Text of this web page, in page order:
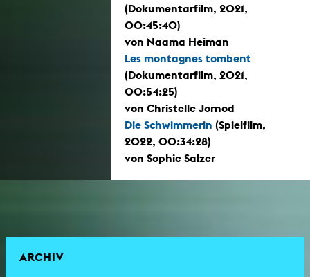
(Dokumentarfilm, 2021,
00:45:40)
von Naama Heiman
Les montagnes tombent
(Dokumentarfilm, 2021,
00:54:25)
von Christelle Jornod
Die Schwimmerin (Spielfilm,
2022, 00:34:28)
von Sophie Salzer
ARCHIV